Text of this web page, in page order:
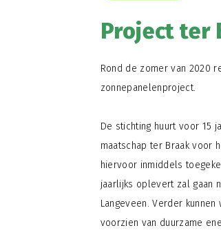
Project ter
Rond de zomer van 2020
zonnepanelenproject.
De stichting huurt voor 15
maatschap ter Braak voor
hiervoor inmiddels
jaarlijks oplevert zal gaan
Langeveen. Verder
voorzien van duurzame